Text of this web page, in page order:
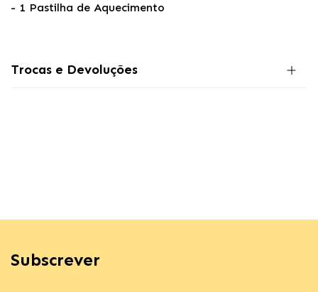
- 1 Pastilha de Aquecimento
Trocas e Devoluções
Subscrever